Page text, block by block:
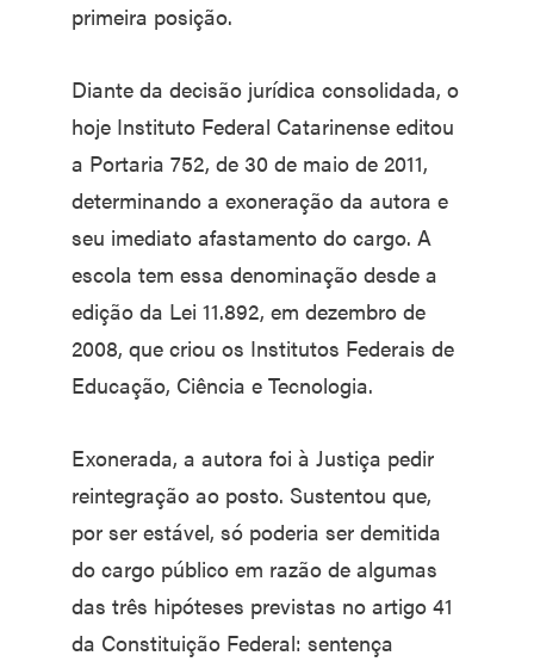
primeira posição.
Diante da decisão jurídica consolidada, o
hoje Instituto Federal Catarinense editou
a Portaria 752, de 30 de maio de 2011,
determinando a exoneração da autora e
seu imediato afastamento do cargo. A
escola tem essa denominação desde a
edição da Lei 11.892, em dezembro de
2008, que criou os Institutos Federais de
Educação, Ciência e Tecnologia.
Exonerada, a autora foi à Justiça pedir
reintegração ao posto. Sustentou que,
por ser estável, só poderia ser demitida
do cargo público em razão de algumas
das três hipóteses previstas no artigo 41
da Constituição Federal: sentença